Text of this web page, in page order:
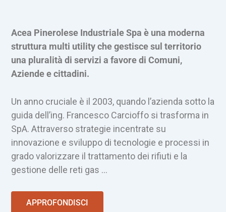
Acea Pinerolese Industriale Spa è una moderna
struttura multi utility che gestisce sul territorio
una pluralità di servizi a favore di Comuni,
Aziende e cittadini.
Un anno cruciale è il 2003, quando l’azienda sotto la
guida dell’ing. Francesco Carcioffo si trasforma in
SpA. Attraverso strategie incentrate su
innovazione e sviluppo di tecnologie e processi in
grado valorizzare il trattamento dei rifiuti e la
gestione delle reti gas …
APPROFONDISCI